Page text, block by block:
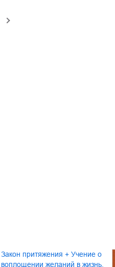
Закон притяжения + Учение о
воплощении желаний в жизнь.